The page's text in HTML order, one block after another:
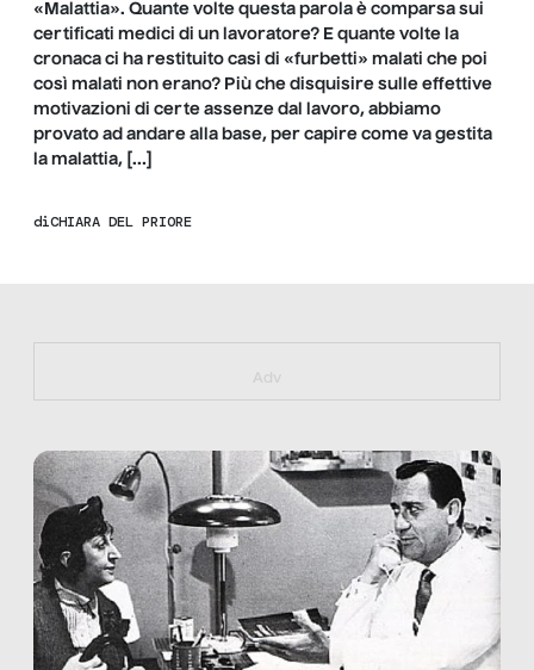
«Malattia». Quante volte questa parola è comparsa sui
certificati medici di un lavoratore? E quante volte la
cronaca ci ha restituito casi di «furbetti» malati che poi
così malati non erano? Più che disquisire sulle effettive
motivazioni di certe assenze dal lavoro, abbiamo
provato ad andare alla base, per capire come va gestita
la malattia, […]
diCHIARA DEL PRIORE
https://bit.ly/muster_aggiornamento
Adv